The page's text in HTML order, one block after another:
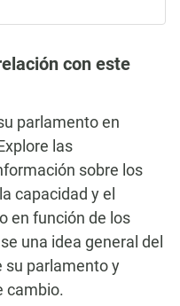
con este
parlamento en
las
sobre los
capacidad y el
en función de los
una idea general del
su parlamento y
cambio.